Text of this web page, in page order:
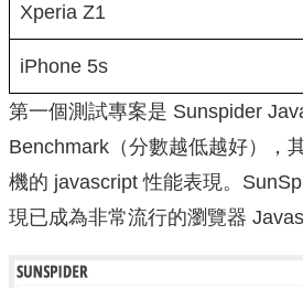
Xperia Z1
iPhone 5s
第一個測試專案是 Sunspider
Benchmark（分數越低越好），
機的 javascript 性能表現。
現已成為非常流行的瀏覽器